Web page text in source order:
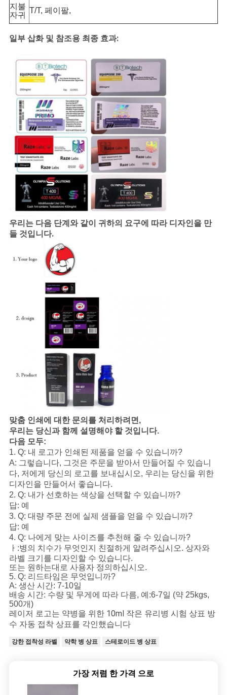
지불
자귀
T/T, 페이팔,
일부 삽화 및 참조용 최종 효과:
우리는 다음 단계와 같이 귀하의 요구에 따라 디자인을 만
들 것입니다.
맞춤 인쇄에 대한 문의를 처리하려면,
우리는 당신과 함께 설명해야 할 것입니다.
다음 모두:
1. Q: 내 로고가 인쇄된 제품을 얻을 수 있습니까?
A: 그렇습니다, 그것은 주문을 받아서 만들어질 수 있습니
다, 저에게 당신의 로고를 보내십시오, 우리는 당신을 위한
디자인을 만들어서 좋습니다.
2. Q: 내가 선호하는 색상을 선택할 수 있습니까?
답: 예
3. Q: 대량 주문 전에 실제 샘플을 얻을 수 있습니까?
답: 예
4. Q: 나에게 맞는 사이즈를 추천해 줄 수 있습니까?
ㅏ:병의 치수가 무엇인지 친절하게 알려주십시오. 상자와
라벨 크기를 디자인할 수 있습니다.
또는 원하는대로 사용자 정의하십시오.
5. Q: 리드타임은 무엇입니까?
A: 생산 시간: 7-10일
배송 시간: 수량 및 무게에 따라 다름, 예:6-7일 (약 25kgs,
500개)
레이저 로고는 약병을 위한 10ml 작은 유리병 시험 상표 방
수 자동 접착 상표를 각인했습니다
강한 접착성 라벨 약학 병 상표 스테로이드 병 상표
가장 저렴 한 가격 으로